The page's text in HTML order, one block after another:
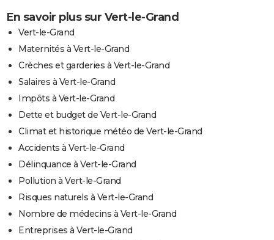
En savoir plus sur Vert-le-Grand
Vert-le-Grand
Maternités à Vert-le-Grand
Crèches et garderies à Vert-le-Grand
Salaires à Vert-le-Grand
Impôts à Vert-le-Grand
Dette et budget de Vert-le-Grand
Climat et historique météo de Vert-le-Grand
Accidents à Vert-le-Grand
Délinquance à Vert-le-Grand
Pollution à Vert-le-Grand
Risques naturels à Vert-le-Grand
Nombre de médecins à Vert-le-Grand
Entreprises à Vert-le-Grand